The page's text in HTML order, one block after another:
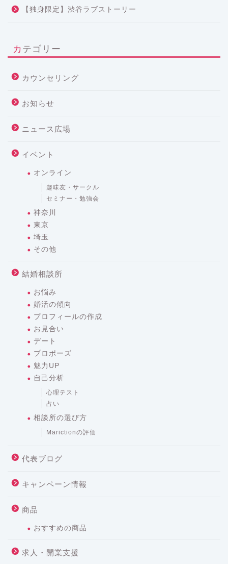
【独身限定】渋谷ラブストーリー
カテゴリー
カウンセリング
お知らせ
ニュース広場
イベント
オンライン
趣味友・サークル
セミナー・勉強会
神奈川
東京
埼玉
その他
結婚相談所
お悩み
婚活の傾向
プロフィールの作成
お見合い
デート
プロポーズ
魅力UP
自己分析
心理テスト
占い
相談所の選び方
Marictionの評価
代表ブログ
キャンペーン情報
商品
おすすめの商品
求人・開業支援